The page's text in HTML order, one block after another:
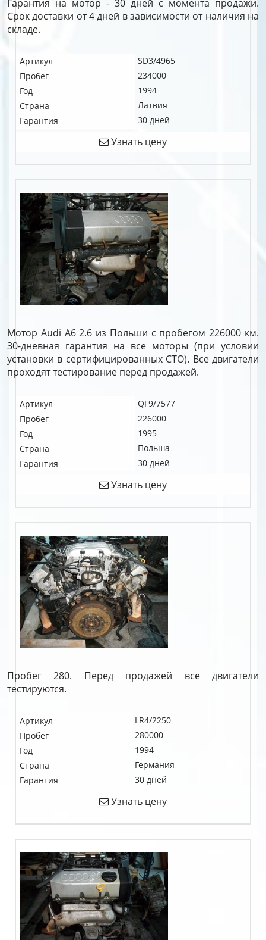
Гарантия на мотор - 30 дней с момента продажи.
Срок доставки от 4 дней в зависимости от наличия на
складе.
Артикул
SD3/4965
Пробег
234000
Год
1994
Страна
Латвия
Гарантия
30 дней
Узнать цену
Мотор Audi A6 2.6 из Польши с пробегом 226000 км.
30-дневная гарантия на все моторы (при условии
установки в сертифицированных СТО). Все двигатели
проходят тестирование перед продажей.
Артикул
QF9/7577
Пробег
226000
Год
1995
Страна
Польша
Гарантия
30 дней
Узнать цену
Пробег 280. Перед продажей все двигатели
тестируются.
Артикул
LR4/2250
Пробег
280000
Год
1994
Страна
Германия
Гарантия
30 дней
Узнать цену